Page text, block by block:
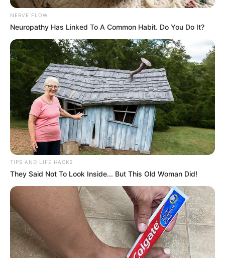
Além da aposentadoria: a conquista histórica que a PEC
14 traz na Constituição.
—Foto: JASB.
PEC 14 torna ACS e ACE a 1ª categoria da saúde reconhecida
como exclusiva de Estado.
PublicadonoJASB em06.julho.2026. Atualizadoem 22 .julho.2026.
WhatsApp: Grupos Estaduais |O ponto da PEC 14 que vai além da
aposentadoria — e que nenhuma categoria da saúde tem.
NERVE FLOW
Neuropathy Has Linked To A Common Habit. Do You Do It?
TIPS AND LIFE HACKS
They Said Not To Look Inside... But This Old Woman Did!